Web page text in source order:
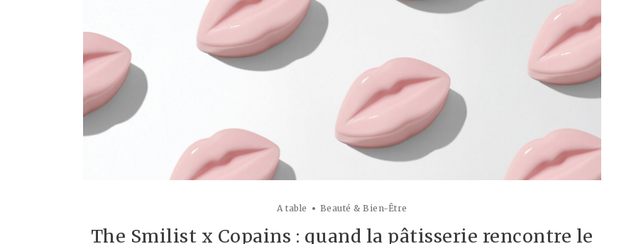
A table Beauté & Bien-Être
The Smilist x Copains : quand la pâtisserie rencontre le